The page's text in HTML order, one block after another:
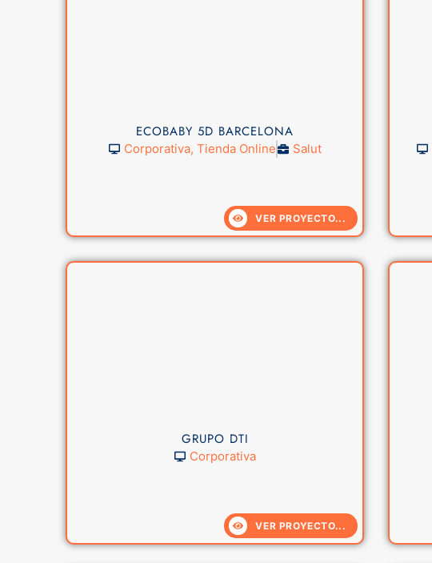
ECOBABY 5D BARCELONA
Corporativa, Tienda Online Salut
VER PROYECTO...
GRUPO DTI
Corporativa
VER PROYECTO...